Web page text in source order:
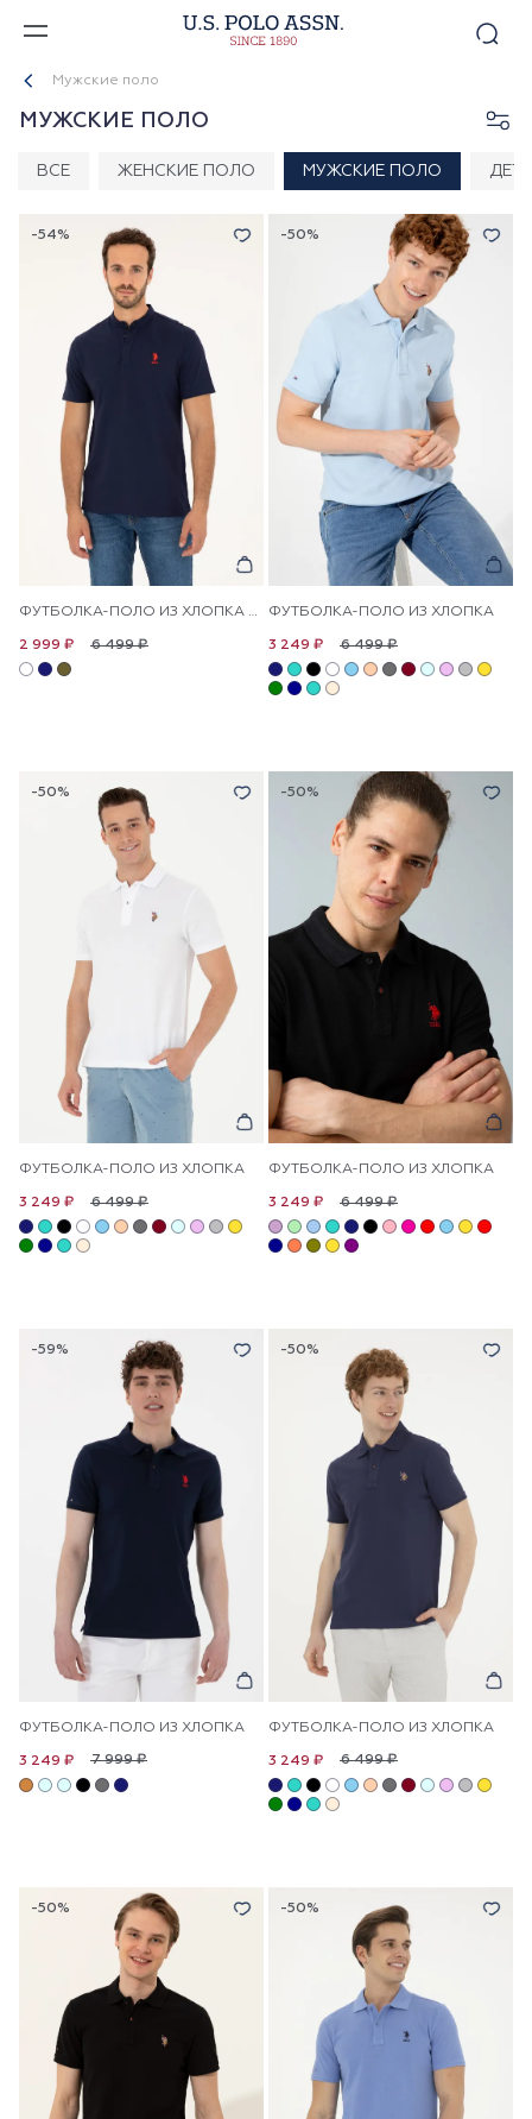
Мужские поло
МУЖСКИЕ ПОЛО
ВСЕ ЖЕНСКИЕ ПОЛО МУЖСКИЕ ПОЛО
-54%
ФУТБОЛКА-ПОЛО ИЗ ХЛОПКА С ВОРОТНИКОМ-СТОЙКА
6 499 ₽
2 999 ₽
-50%
ФУТБОЛКА-ПОЛО ИЗ ХЛОПКА
6 499 ₽
3 249 ₽
-50%
ФУТБОЛКА-ПОЛО ИЗ ХЛОПКА
6 499 ₽
3 249 ₽
-50%
ФУТБОЛКА-ПОЛО ИЗ ХЛОПКА
6 499 ₽
3 249 ₽
-59%
ФУТБОЛКА-ПОЛО ИЗ ХЛОПКА
7 999 ₽
3 249 ₽
-50%
ФУТБОЛКА-ПОЛО ИЗ ХЛОПКА
6 499 ₽
3 249 ₽
-50% -50%